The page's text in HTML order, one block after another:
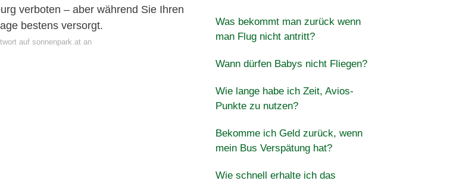
verboten – aber während Sie Ihren
bestens versorgt.
auf sonnenpark.at an
Was bekommt man zurück wenn
man Flug nicht antritt?
Wann dürfen Babys nicht Fliegen?
Wie lange habe ich Zeit, Avios-
Punkte zu nutzen?
Bekomme ich Geld zurück, wenn
mein Bus Verspätung hat?
Wie schnell erhalte ich das